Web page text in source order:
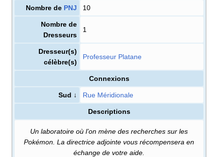
Nombre de PNJ 10
Nombre de
Dresseurs
1
Dresseur(s)
célèbre(s)
Professeur Platane
Connexions
Sud ↓ Rue Méridionale
Descriptions
Un laboratoire où l’on mène des recherches sur les
Pokémon. La directrice adjointe vous récompensera en
échange de votre aide.